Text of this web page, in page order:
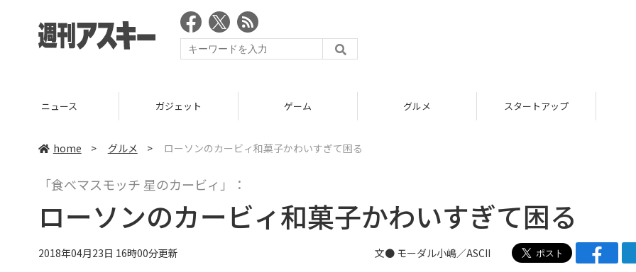
ニュース ガジェット ゲーム グルメ スタートアップ
home > グルメ > ローソンのカービィ和菓子かわいすぎて困る
「食べマスモッチ 星のカービィ」：
ローソンのカービィ和菓子かわいすぎて困る
2018年04月23日 16時00分更新 文● モーダル小嶋／ASCII